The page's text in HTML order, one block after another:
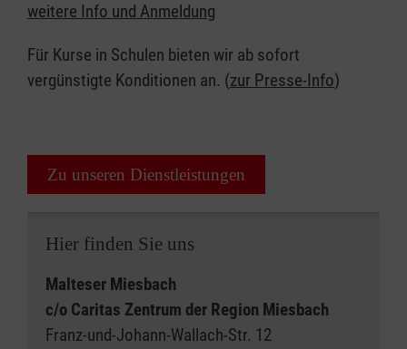
weitere Info und Anmeldung
Für Kurse in Schulen bieten wir ab sofort
vergünstigte Konditionen an. (zur Presse-Info)
Zu unseren Dienstleistungen
Hier finden Sie uns
Malteser Miesbach
c/o Caritas Zentrum der Region Miesbach
Franz-und-Johann-Wallach-Str. 12